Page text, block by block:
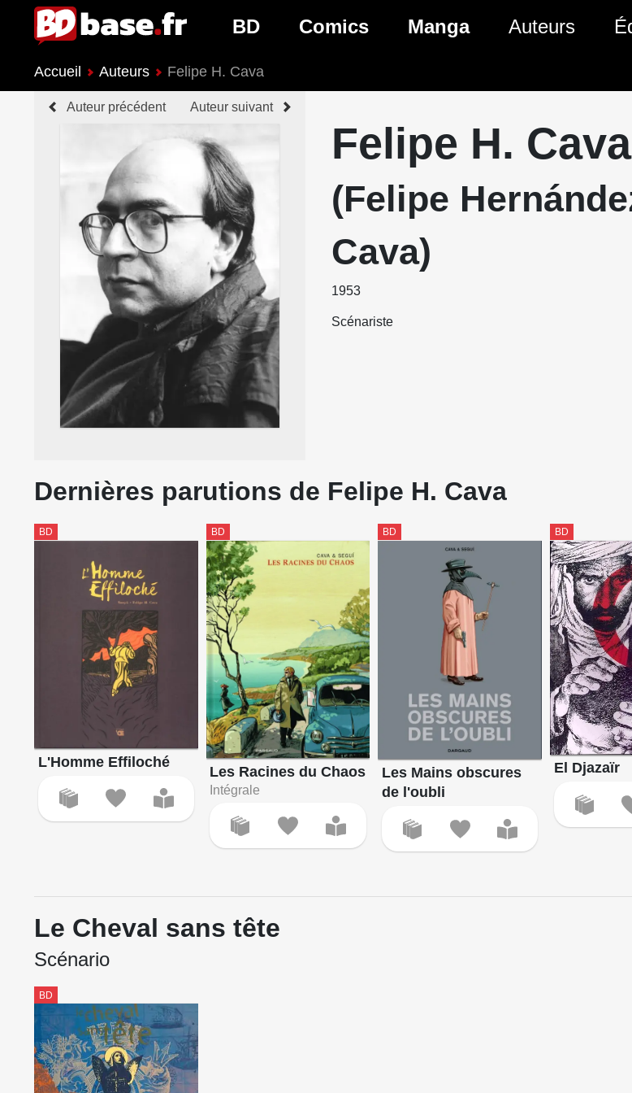
BD
Nouveautés BD
Prochaines sorties BD
Comics
Genres Comics
Manga
Genres Manga
Auteurs
Accueil Auteurs Felipe H. Cava
Auteur précédent Auteur suivant
Felipe H. Cava
(Felipe
Cava)
1953
Scénariste
Dernières parutions de Felipe H. Cava
BD
L'Homme Effiloché
BD
Les Racines du Chaos
Intégrale
BD
Les Mains obscures
de l'oubli
BD
El Djazaïr
Le Cheval sans tête
Scénario
BD